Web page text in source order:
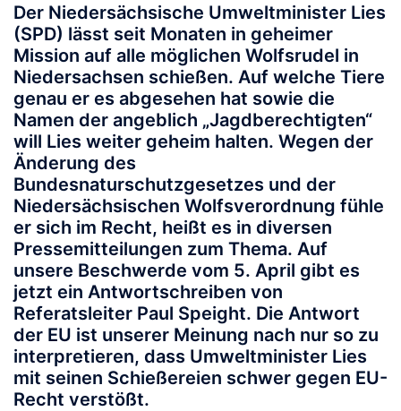
Der Niedersächsische Umweltminister Lies
(SPD) lässt seit Monaten in geheimer
Mission auf alle möglichen Wolfsrudel in
Niedersachsen schießen. Auf welche Tiere
genau er es abgesehen hat sowie die
Namen der angeblich „Jagdberechtigten“
will Lies weiter geheim halten. Wegen der
Änderung des
Bundesnaturschutzgesetzes und der
Niedersächsischen Wolfsverordnung fühle
er sich im Recht, heißt es in diversen
Pressemitteilungen zum Thema. Auf
unsere Beschwerde vom 5. April gibt es
jetzt ein Antwortschreiben von
Referatsleiter Paul Speight. Die Antwort
der EU ist unserer Meinung nach nur so zu
interpretieren, dass Umweltminister Lies
mit seinen Schießereien schwer gegen EU-
Recht verstößt.